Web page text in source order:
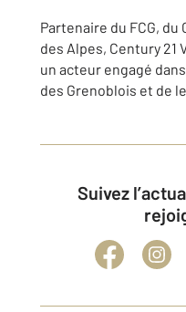
Partenaire du FCG, du
des Alpes, Century 21
un acteur engagé
des Grenoblois et de
Suivez l’actualité immobilière et